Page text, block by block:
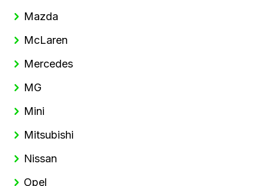
Mazda
McLaren
Mercedes
MG
Mini
Mitsubishi
Nissan
Opel